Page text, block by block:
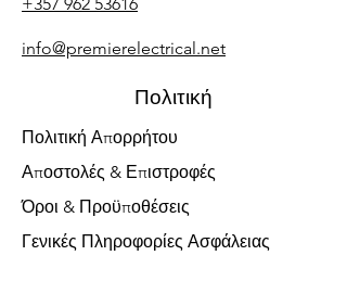
info@premierelectrical.net
Πολιτική
Πολιτική Απορρήτου
Αποστολές & Επιστροφές
Όροι & Προϋποθέσεις
Γενικές Πληροφορίες Ασφάλειας